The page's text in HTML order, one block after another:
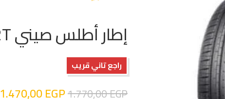
إطار أطلس صيني ATLAS 175/70R13 82T
راجع تاني قريب
1.770,00EGP
1.470,00EGP